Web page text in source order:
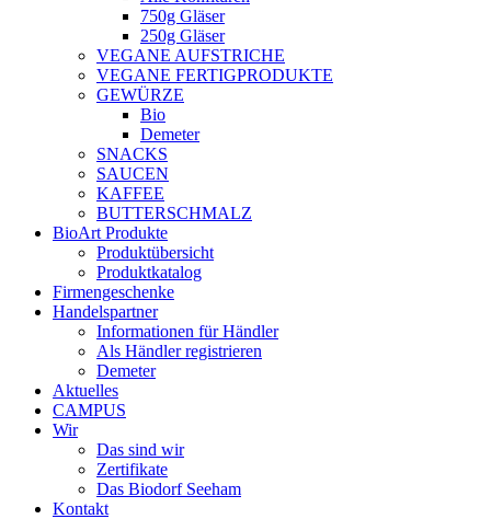
750g Gläser
250g Gläser
VEGANE AUFSTRICHE
VEGANE FERTIGPRODUKTE
GEWÜRZE
Bio
Demeter
SNACKS
SAUCEN
KAFFEE
BUTTERSCHMALZ
BioArt Produkte
Produktübersicht
Produktkatalog
Firmengeschenke
Handelspartner
Informationen für Händler
Als Händler registrieren
Demeter
Aktuelles
CAMPUS
Wir
Das sind wir
Zertifikate
Das Biodorf Seeham
Kontakt